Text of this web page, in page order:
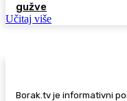
gužve
Učitaj više
Borak.tv je informativni